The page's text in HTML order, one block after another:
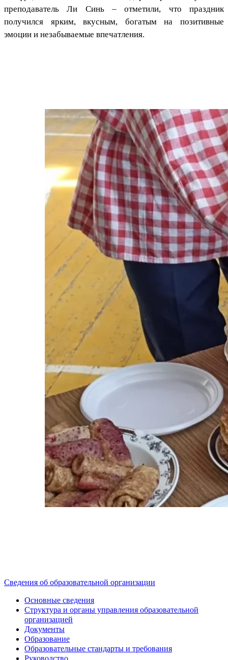
преподаватель Ли Синь – отметили, что праздник
получился ярким, вкусным, богатым на позитивные
эмоции и незабываемые впечатления.
Сведения об образовательной организации
Основные сведения
Структура и органы управления образовательной
организацией
Документы
Образование
Образовательные стандарты и требования
Руководство